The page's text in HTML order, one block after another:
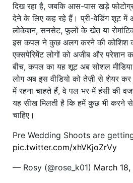
दिख रहा है, जबकि आस-पास खड़े
देने के लिए कह रहे हैं। प्री-वेडिंग शूट में
लोकेशन, सनसेट, फूलों के खेत या
इस कपल ने कुछ अलग करने की कोशिश
एक्सपेरिमेंट लोगों को अजीब और परेशान
बीच, कपल का यह शूट अब सोशल
लोग अब इस वीडियो को तेज़ी से शेयर
में रहना चाहते हैं, वे पल भर में हंसी की
यह सीख मिलती है कि हमें कुछ भी करने
चाहिए।
Pre Wedding Shoots are
pic.twitter.com/xhVKjoZrVy
— Rosy (@rose_k01) March